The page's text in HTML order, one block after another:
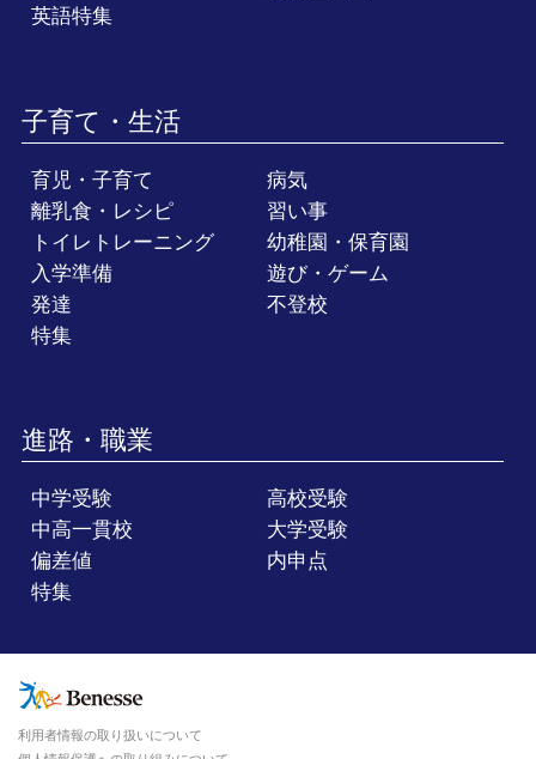
英語特集
子育て・生活
育児・子育て
病気
離乳食・レシピ
習い事
トイレトレーニング
幼稚園・保育園
入学準備
遊び・ゲーム
発達
不登校
特集
進路・職業
中学受験
高校受験
中高一貫校
大学受験
偏差値
内申点
特集
利用者情報の取り扱いについて